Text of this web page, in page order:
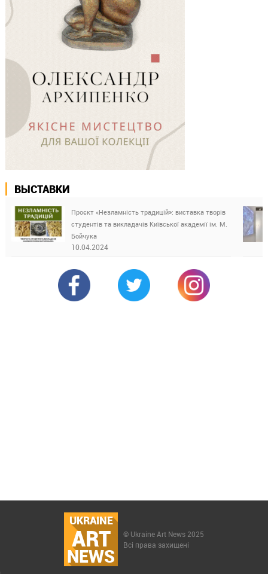
ВЫСТАВКИ
Проєкт «Незламність традицій»: виставка творів
студентів та викладачів Київської академії ім. М.
Бойчука
10.04.2024
UKRAINE
ART
NEWS
© Ukraine Art News 2025
Всі права захищені